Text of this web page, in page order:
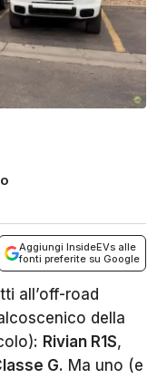
Aggiungi InsideEVs alle
fonti preferite su Google
all’off-road
della
Rivian R1S,
G. Ma uno (e